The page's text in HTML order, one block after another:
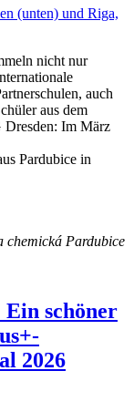
nicht nur
auch
aus dem
Dresden: Im März
Pardubice in
chemická Pardubice
Ein schöner
2026